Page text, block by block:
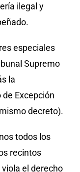
ilegal y
especiales
Supremo
la
Excepción
decreto).
todos los
recintos
el derecho